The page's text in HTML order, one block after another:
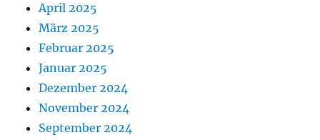
April 2025
März 2025
Februar 2025
Januar 2025
Dezember 2024
November 2024
September 2024